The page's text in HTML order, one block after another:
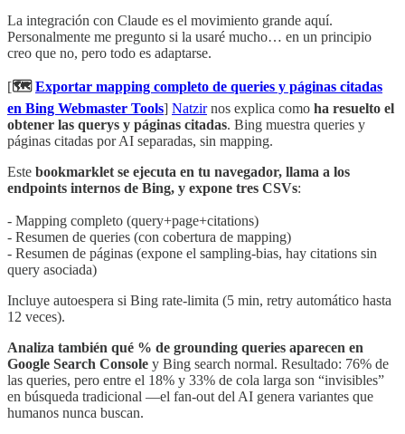
La integración con Claude es el movimiento grande aquí.
Personalmente me pregunto si la usaré mucho… en un principio
creo que no, pero todo es adaptarse.
[🗺️ Exportar mapping completo de queries y páginas citadas
en Bing Webmaster Tools] Natzirnos explica como ha resuelto el
obtener las querys y páginas citadas. Bing muestra queries y
páginas citadas por AI separadas, sin mapping.
Este bookmarklet se ejecuta en tu navegador, llama a los
endpoints internos de Bing, y expone tres CSVs:
- Mapping completo (query+page+citations)
- Resumen de queries (con cobertura de mapping)
- Resumen de páginas (expone el sampling-bias, hay citations sin
query asociada)
Incluye autoespera si Bing rate-limita (5 min, retry automático hasta
12 veces).
Analiza también qué % de grounding queries aparecen en
Google Search Console y Bing search normal. Resultado: 76% de
las queries, pero entre el 18% y 33% de cola larga son “invisibles”
en búsqueda tradicional —el fan-out del AI genera variantes que
humanos nunca buscan.